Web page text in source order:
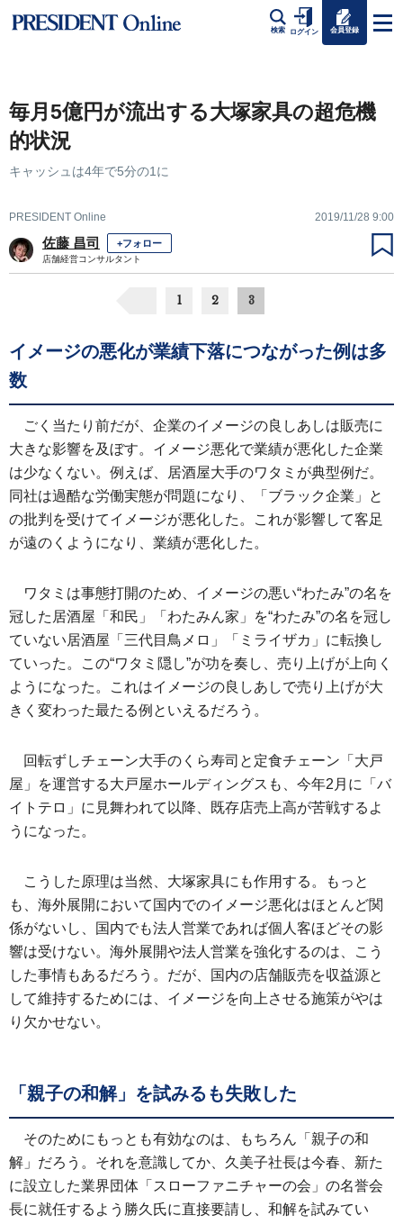
検索 ログイン 会員登録
毎月5億円が流出する大塚家具の超危機
的状況
キャッシュは4年で5分の1に
PRESIDENT Online 2019/11/28 9:00
佐藤 昌司 +フォロー
店舗経営コンサルタント
1 2 3
イメージの悪化が業績下落につながった例は多
数
ごく当たり前だが、企業のイメージの良しあしは販売に
大きな影響を及ぼす。イメージ悪化で業績が悪化した企業
は少なくない。例えば、居酒屋大手のワタミが典型例だ。
同社は過酷な労働実態が問題になり、「ブラック企業」と
の批判を受けてイメージが悪化した。これが影響して客足
が遠のくようになり、業績が悪化した。
ワタミは事態打開のため、イメージの悪い“わたみ”の名を
冠した居酒屋「和民」「わたみん家」を“わたみ”の名を冠し
ていない居酒屋「三代目鳥メロ」「ミライザカ」に転換し
ていった。この“ワタミ隠し”が功を奏し、売り上げが上向く
ようになった。これはイメージの良しあしで売り上げが大
きく変わった最たる例といえるだろう。
回転ずしチェーン大手のくら寿司と定食チェーン「大戸
屋」を運営する大戸屋ホールディングスも、今年2月に「バ
イトテロ」に見舞われて以降、既存店売上高が苦戦するよ
うになった。
こうした原理は当然、大塚家具にも作用する。もっと
も、海外展開において国内でのイメージ悪化はほとんど関
係がないし、国内でも法人営業であれば個人客ほどその影
響は受けない。海外展開や法人営業を強化するのは、こう
した事情もあるだろう。だが、国内の店舗販売を収益源と
して維持するためには、イメージを向上させる施策がやは
り欠かせない。
「親子の和解」を試みるも失敗した
そのためにもっとも有効なのは、もちろん「親子の和
解」だろう。それを意識してか、久美子社長は今春、新た
に設立した業界団体「スローファニチャーの会」の名誉会
長に就任するよう勝久氏に直接要請し、和解を試みてい